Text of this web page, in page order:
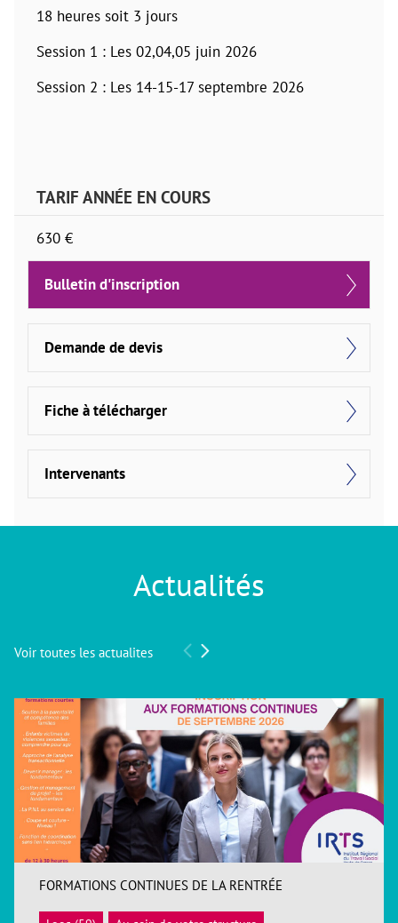
18 heures soit 3 jours
Session 1 : Les 02,04,05 juin 2026
Session 2 : Les 14-15-17 septembre 2026
TARIF ANNÉE EN COURS
630 €
Bulletin d'inscription
Demande de devis
Fiche à télécharger
Intervenants
Actualités
Voir toutes les actualites
FORMATIONS CONTINUES DE LA RENTRÉE